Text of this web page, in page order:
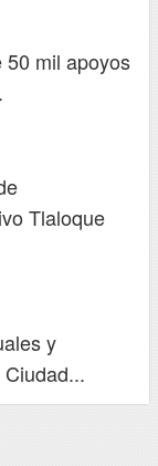
50 mil apoyos
Tlaloque
y